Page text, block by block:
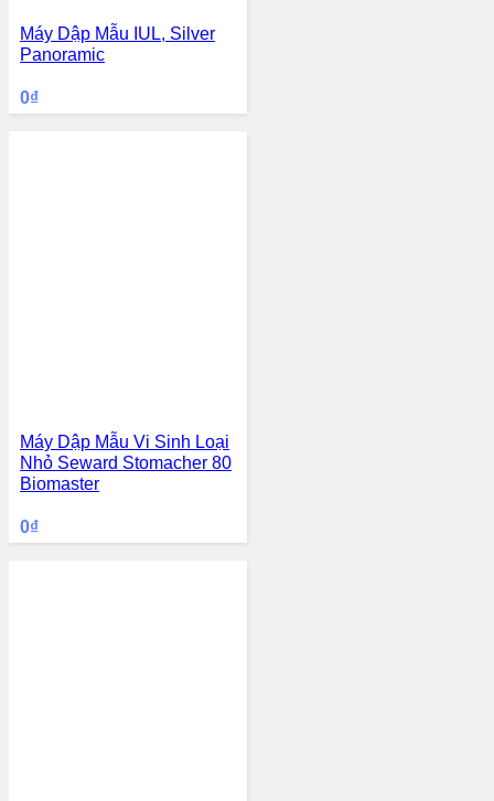
Máy Dập Mẫu IUL, Silver
Panoramic
0₫
Máy Dập Mẫu Vi Sinh Loại
Nhỏ Seward Stomacher 80
Biomaster
0₫